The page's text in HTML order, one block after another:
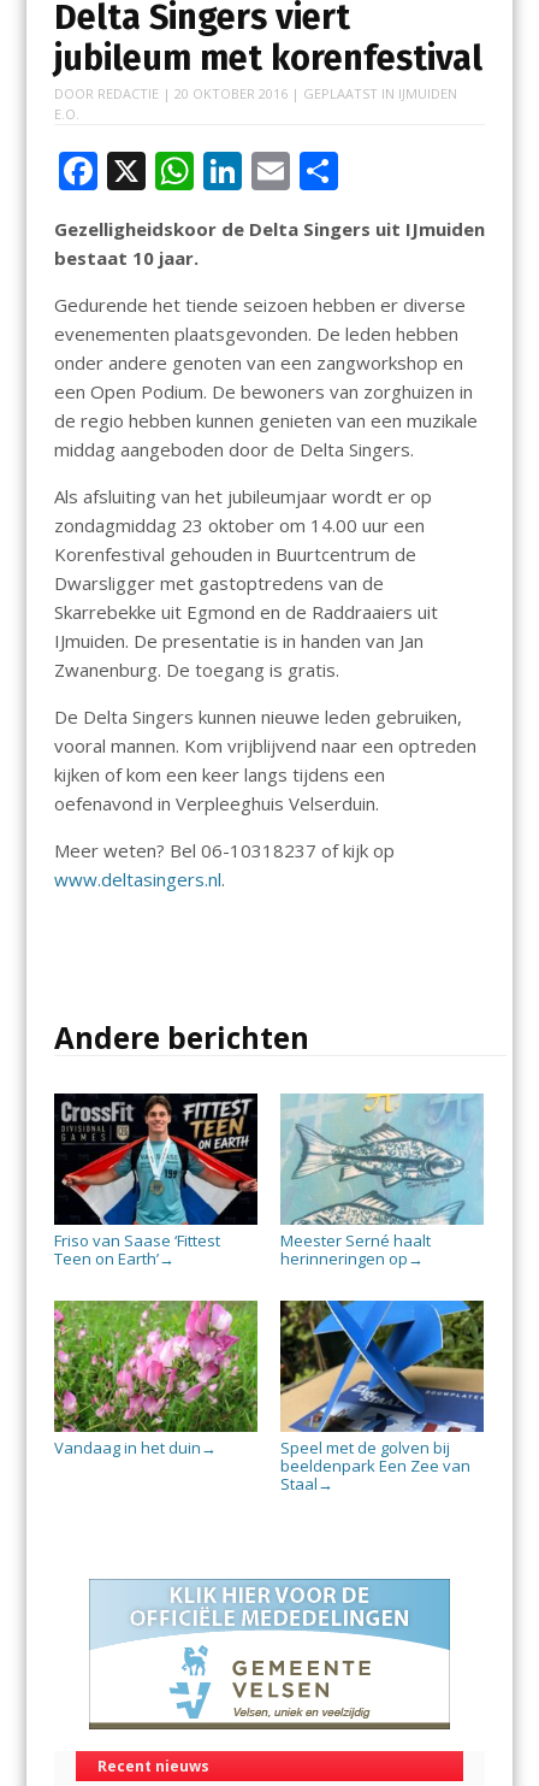
Delta Singers viert
jubileum met korenfestival
DOOR REDACTIE | 20 OKTOBER 2016| GEPLAATST IN IJMUIDEN
E.O.
F
ac
e
o
o
k
X W
at
s
A
p
p
Li
k
dI
n
E
m
ai
D
e
n
Gezelligheidskoor de Delta Singers uit IJmuiden
bestaat 10 jaar.
Gedurende het tiende seizoen hebben er diverse
evenementen plaatsgevonden. De leden hebben
onder andere genoten van een zangworkshop en
een Open Podium. De bewoners van zorghuizen in
de regio hebben kunnen genieten van een muzikale
middag aangeboden door de Delta Singers.
Als afsluiting van het jubileumjaar wordt er op
zondagmiddag 23 oktober om 14.00 uur een
Korenfestival gehouden in Buurtcentrum de
Dwarsligger met gastoptredens van de
Skarrebekke uit Egmond en de Raddraaiers uit
IJmuiden. De presentatie is in handen van Jan
Zwanenburg. De toegang is gratis.
De Delta Singers kunnen nieuwe leden gebruiken,
vooral mannen. Kom vrijblijvend naar een optreden
kijken of kom een keer langs tijdens een
oefenavond in Verpleeghuis Velserduin.
Meer weten? Bel 06-10318237 of kijk op
www.deltasingers.nl.
Andere berichten
Friso van Saase ‘Fittest
Teen on Earth’→
Meester Serné haalt
herinneringen op →
Vandaag in het duin →
Speel met de golven bij
beeldenpark Een Zee van
Staal →
Recent nieuws